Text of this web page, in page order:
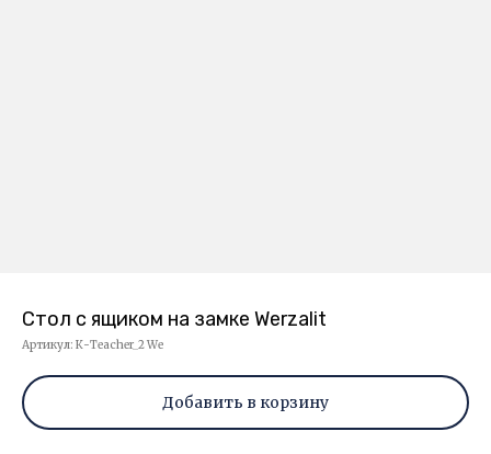
Стол c ящиком на замке Werzalit
Артикул: К-Teacher_2 We
Добавить в корзину